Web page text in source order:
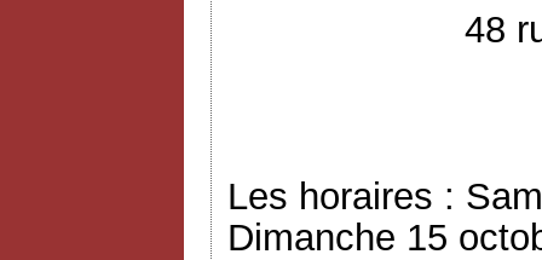
48
Les horaires :
Dimanche 15